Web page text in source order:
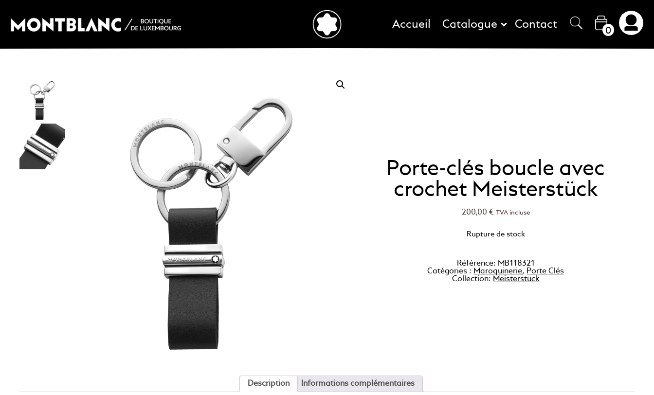
Accueil Catalogue Contact
0
Porte-clés boucle avec
crochet Meisterstück
200,00 € TVA incluse
Rupture de stock
Référence: MB118321
Catégories : Maroquinerie, Porte Clés
Collection: Meisterstück
Description Informations complémentaires